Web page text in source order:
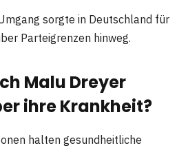
sorgte in Deutschland für
Parteigrenzen hinweg.
Malu Dreyer
ihre Krankheit?
halten gesundheitliche